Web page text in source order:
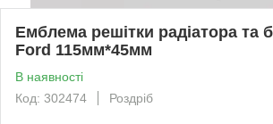
Емблема решітки радіатора та
Ford 115мм*45мм
В наявності
Код: 302474
Роздріб